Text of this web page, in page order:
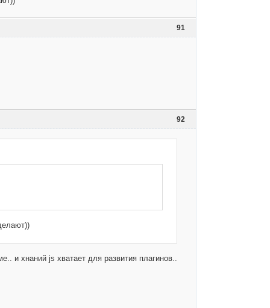
91
92
и хнаний js хватает для развития плагинов..